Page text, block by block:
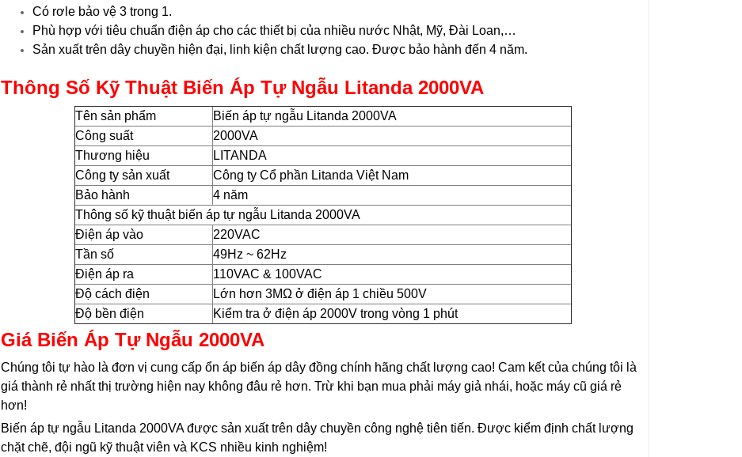
Có rơle bảo vệ 3 trong 1.
Phù hợp với tiêu chuẩn điện áp cho các thiết bị của nhiều nước Nhật, Mỹ, Đài Loan,…
Sản xuất trên dây chuyền hiện đại, linh kiện chất lượng cao. Được bảo hành đến 4 năm.
Thông Số Kỹ Thuật Biến Áp Tự Ngẫu Litanda 2000VA
Tên sản phẩm
Biến áp tự ngẫu Litanda 2000VA
Công suất
2000VA
Thương hiệu
LITANDA
Công ty sản xuất
Công ty Cổ phần Litanda Việt Nam
Bảo hành
4 năm
Thông số kỹ thuật biến áp tự ngẫu Litanda 2000VA
Điện áp vào
220VAC
Tần số
49Hz ~ 62Hz
Điện áp ra
110VAC & 100VAC
Độ cách điện
Lớn hơn 3MΩ ở điện áp 1 chiều 500V
Độ bền điện
Kiểm tra ở điện áp 2000V trong vòng 1 phút
Giá Biến Áp Tự Ngẫu 2000VA
Chúng tôi tự hào là đơn vị cung cấp ổn áp biến áp dây đồng chính hãng chất lượng cao! Cam kết của chúng tôi là
giá thành rẻ nhất thị trường hiện nay không đâu rẻ hơn. Trừ khi bạn mua phải máy giả nhái, hoặc máy cũ giá rẻ
hơn!
Biến áp tự ngẫu Litanda 2000VA được sản xuất trên dây chuyền công nghệ tiên tiến. Được kiểm định chất lượng
chặt chẽ, đội ngũ kỹ thuật viên và KCS nhiều kinh nghiệm!